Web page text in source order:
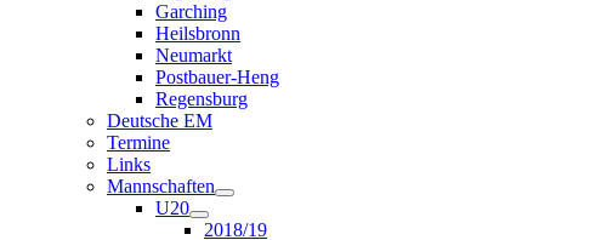
Garching
Heilsbronn
Neumarkt
Postbauer-Heng
Regensburg
Deutsche EM
Termine
Links
Mannschaften
U20
2018/19